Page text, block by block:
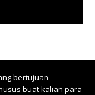
bertujuan
buat kalian para